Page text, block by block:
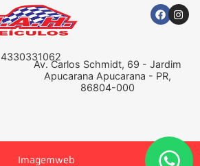
4330331062
Av. Carlos Schmidt, 69 - Jardim
Apucarana Apucarana - PR,
86804-000
Imagemweb